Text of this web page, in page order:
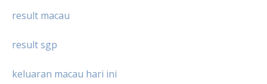
result macau
result sgp
keluaran macau hari ini